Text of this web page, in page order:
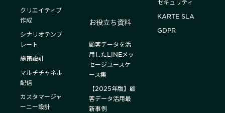
クリエイティブ
作成
シナリオテンプ
レート
施策設計
マルチチャネル
配信
カスタマージャ
ーニー設計
お役立ち資料
顧客データを活
用したLINEメッ
セージユースケ
ース集
【2025年版】顧
客データ活用最
新事例
セキュリティ
KARTE SLA
GDPR